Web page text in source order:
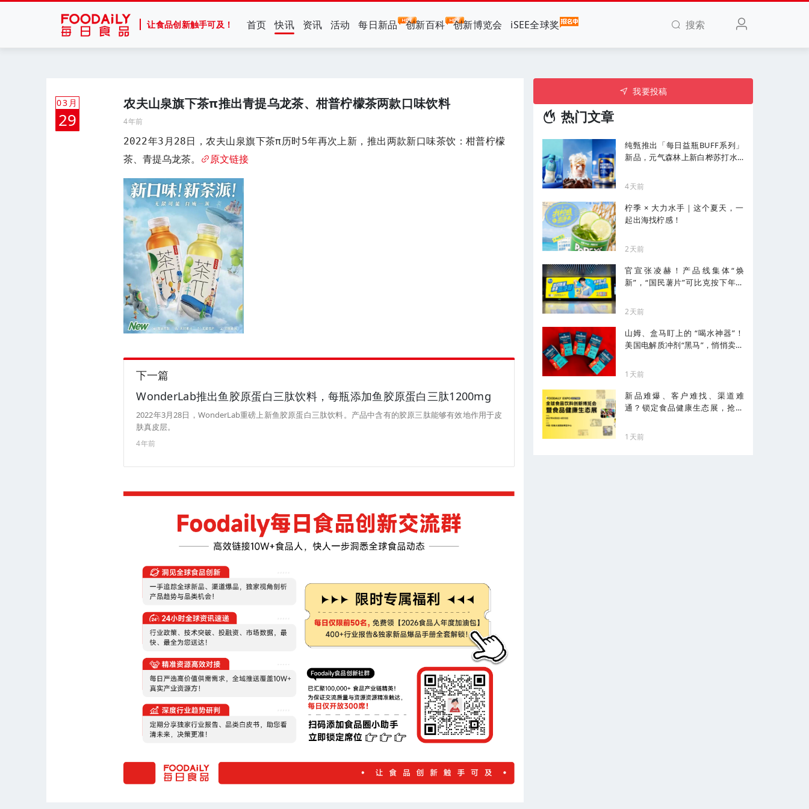
让食品创新触手可及！ 首页 快讯 资讯 活动 每日新品 创新百科 创新博览会 iSEE全球奖 搜索
03月
29
农夫山泉旗下茶π推出青提乌龙茶、柑普柠檬茶两款口味饮料
4年前
2022年3月28日，农夫山泉旗下茶π历时5年再次上新，推出两款新口味茶饮：柑普柠檬
茶、青提乌龙茶。
原文链接
下一篇
WonderLab推出鱼胶原蛋白三肽饮料，每瓶添加鱼胶原蛋白三肽1200mg
2022年3月28日，WonderLab重磅上新鱼胶原蛋白三肽饮料。产品中含有的胶原三肽能够有效地作用于皮
肤真皮层。
4年前
我要投稿
热门文章
纯甄推出「每日益瓶BUFF系列」
新品，元气森林上新白桦苏打水...
4天前
柠季 × 大力水手｜这个夏天，一
起出海找柠感！
2天前
官宣张凌赫！产品线集体“焕
新”，“国民薯片”可比克按下年轻
2天前
山姆、盒马盯上的 “喝水神器”！
美国电解质冲剂“黑马”，悄悄卖了
1天前
新品难爆、客户难找、渠道难
通？锁定食品健康生态展，抢占
1天前